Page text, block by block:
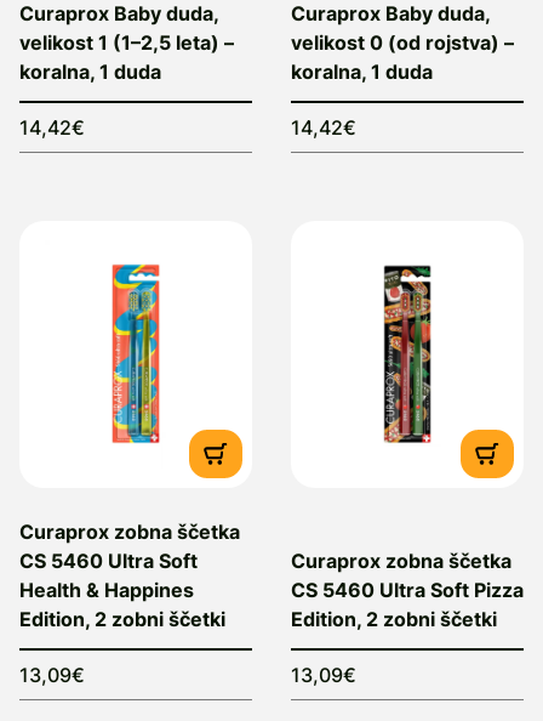
Curaprox Baby duda,
velikost 1 (1–2,5 leta) –
koralna, 1 duda
14,42€
Curaprox Baby duda,
velikost 0 (od rojstva) –
koralna, 1 duda
14,42€
Curaprox zobna ščetka
CS 5460 Ultra Soft
Health & Happines
Edition, 2 zobni ščetki
13,09€
Curaprox zobna ščetka
CS 5460 Ultra Soft Pizza
Edition, 2 zobni ščetki
13,09€